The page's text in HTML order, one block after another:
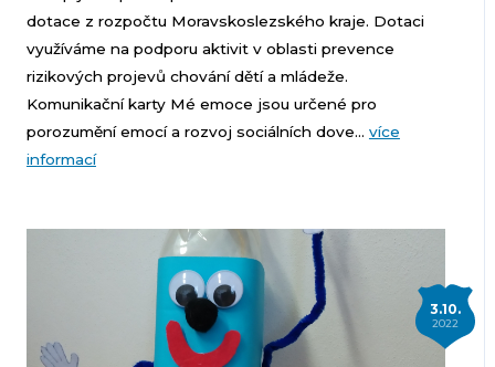
dotace z rozpočtu Moravskoslezského kraje. Dotaci
využíváme na podporu aktivit v oblasti prevence
rizikových projevů chování dětí a mládeže.
Komunikační karty Mé emoce jsou určené pro
porozumění emocí a rozvoj sociálních dove... více
informací
3.10.
2022